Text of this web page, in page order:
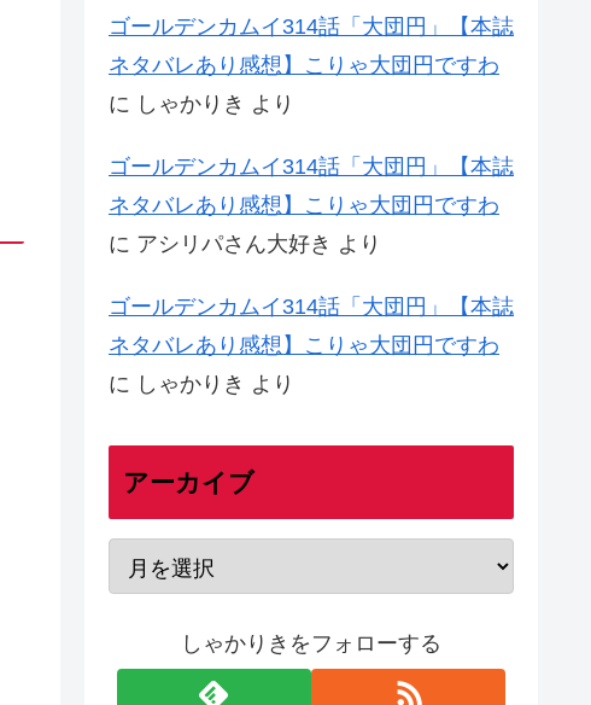
ゴールデンカムイ314話「大団円」【本誌
ネタバレあり感想】こりゃ大団円ですわ
に しゃかりき より
ゴールデンカムイ314話「大団円」【本誌
ネタバレあり感想】こりゃ大団円ですわ
に アシリパさん大好き より
ゴールデンカムイ314話「大団円」【本誌
ネタバレあり感想】こりゃ大団円ですわ
に しゃかりき より
アーカイブ
しゃかりきをフォローする